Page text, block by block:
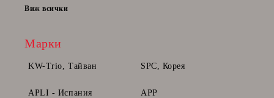
Виж всички
Марки
KW-Trio, Тайван SPC, Корея
APLI - Испания APP